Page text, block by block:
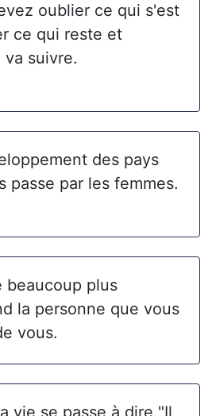
oublier ce qui s'est
ce qui reste et
suivre.
des pays
passe par les femmes.
beaucoup plus
la personne que vous
vous.
vie se passe à dire "Il